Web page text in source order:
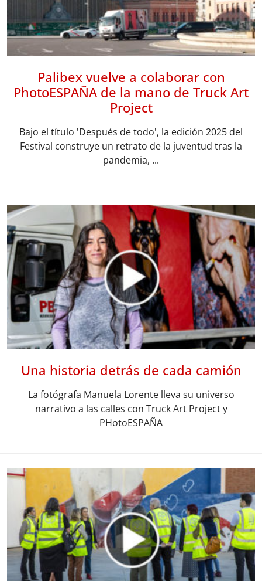
Palibex vuelve a colaborar con
PhotoESPAÑA de la mano de Truck Art
Project
Bajo el título 'Después de todo', la edición 2025 del
Festival construye un retrato de la juventud tras la
pandemia, ...
Una historia detrás de cada camión
La fotógrafa Manuela Lorente lleva su universo
narrativo a las calles con Truck Art Project y
PHotoESPAÑA